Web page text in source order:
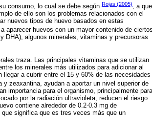
consumo, lo cual se debe según Rojas (2005), a que
de ello son los problemas relacionados con el
nuevos tipos de huevo basados en estas
aparecer huevos con un mayor contenido de ciertos
DHA), algunos minerales, vitaminas y precursoras
traza. Las principales vitaminas que se utilizan
los minerales más utilizados para adicionar al
a cubrir entre el 15 y 60% de las necesidades
zeaxantina, ayudan a aportar un nivel superior de
importancia para el organismo, principalmente para
por la radiación ultravioleta, reducen el riesgo
contiene alrededor de 0.2-0.3 mg de
significa que es tres veces más que un